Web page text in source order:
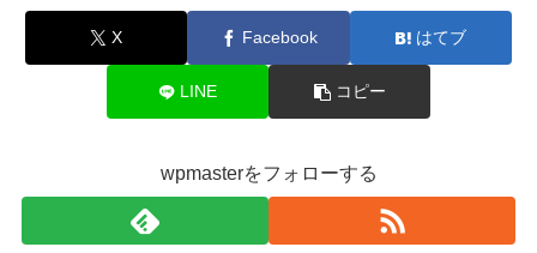
X Facebook はてブ
LINE コピー
wpmasterをフォローする